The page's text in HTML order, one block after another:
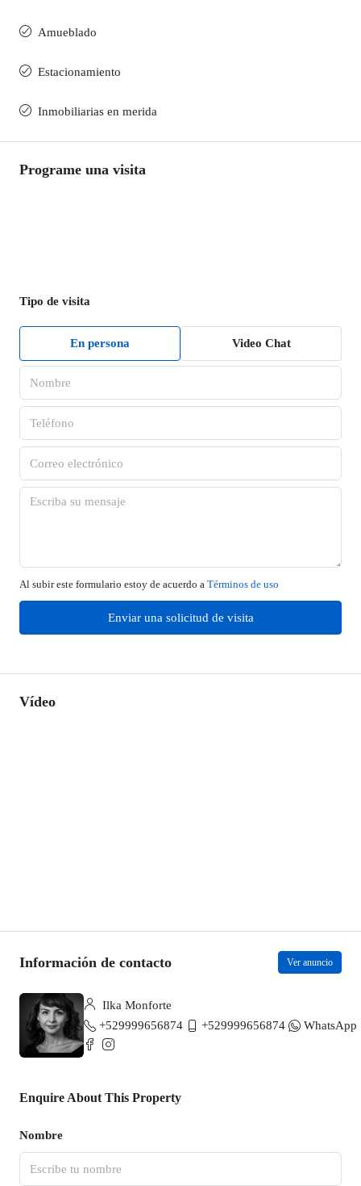
Amueblado
Estacionamiento
Inmobiliarias en merida
Programe una visita
Tipo de visita
En persona Video Chat
Al subir este formulario estoy de acuerdo a Términos de uso
Enviar una solicitud de visita
Vídeo
Información de contacto Ver anuncio
Ilka Monforte
+529999656874
+529999656874 WhatsApp
Enquire About This Property
Nombre